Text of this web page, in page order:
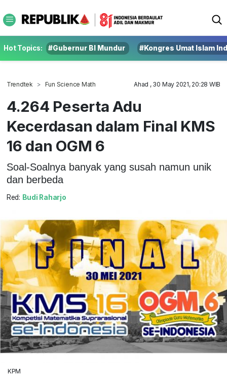
Hot Topics: #Gubernur BI Mundur #Kongres Umat Islam
Trendtek Fun Science Math Ahad , 30 May 2021, 20:28 WIB
4.264 Peserta Adu
Kecerdasan dalam Final KMS
16 dan OGM 6
Soal-Soalnya banyak yang susah namun unik
dan berbeda
Red: Budi Raharjo
KPM